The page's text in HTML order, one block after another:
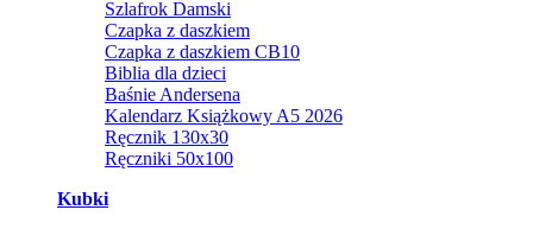
Szlafrok Damski
Czapka z daszkiem
Czapka z daszkiem CB10
Biblia dla dzieci
Baśnie Andersena
Kalendarz Książkowy A5 2026
Ręcznik 130x30
Ręczniki 50x100
Kubki